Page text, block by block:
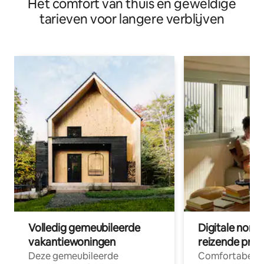
Het comfort van thuis en geweldige
tarieven voor langere verblijven
Volledig gemeubileerde
vakantiewoningen
Deze gemeubileerde
Digitale
reizende
Comfortabele